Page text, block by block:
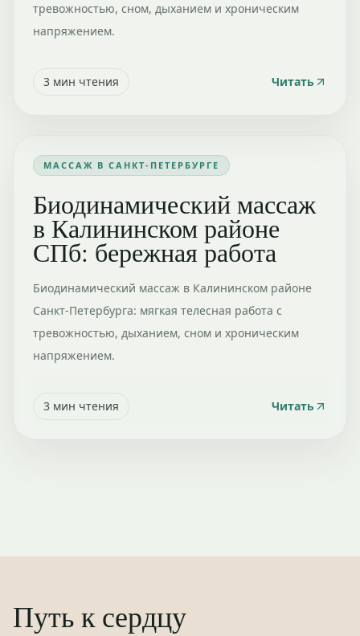
тревожностью, сном, дыханием и хроническим
напряжением.
3 мин чтения Читать
МАССАЖ В САНКТ-ПЕТЕРБУРГЕ
Биодинамический массаж
в Калининском районе
СПб: бережная работа
Биодинамический массаж в Калининском районе
Санкт-Петербурга: мягкая телесная работа с
тревожностью, дыханием, сном и хроническим
напряжением.
3 мин чтения Читать
Путь к сердцу